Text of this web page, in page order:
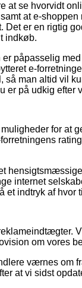
at se hvorvidt
at e-
Det er en rigtig
indkøb.
påpasselig
e-
så man altid vil
er på udkig efter
for at
internet
et indtryk af hvor
om vores
værnes om
at vi sidst